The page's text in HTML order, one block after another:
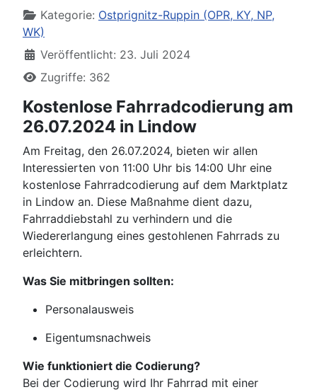
Kategorie: Ostprignitz-Ruppin (OPR, KY, NP,
WK)
Veröffentlicht: 23. Juli 2024
Zugriffe: 362
Kostenlose Fahrradcodierung am
26.07.2024 in Lindow
Am Freitag, den 26.07.2024, bieten wir allen
Interessierten von 11:00 Uhr bis 14:00 Uhr eine
kostenlose Fahrradcodierung auf dem Marktplatz
in Lindow an. Diese Maßnahme dient dazu,
Fahrraddiebstahl zu verhindern und die
Wiedererlangung eines gestohlenen Fahrrads zu
erleichtern.
Was Sie mitbringen sollten:
Personalausweis
Eigentumsnachweis
Wie funktioniert die Codierung?
Bei der Codierung wird Ihr Fahrrad mit einer